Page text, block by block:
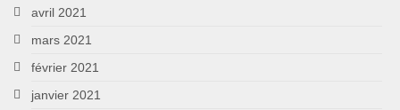
avril 2021
mars 2021
février 2021
janvier 2021